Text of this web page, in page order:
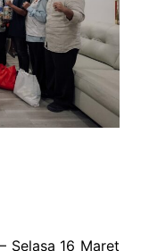
Selasa 16 Maret